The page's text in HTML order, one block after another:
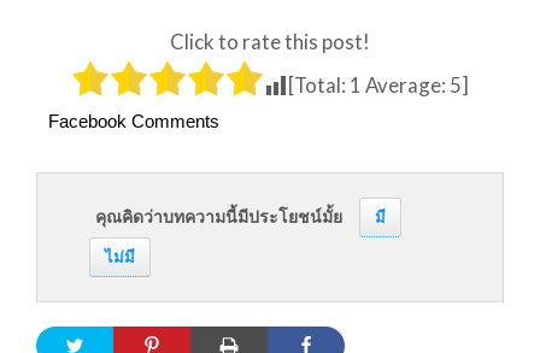
Click to rate this post!
[Total: 1 Average: 5]
Facebook Comments
คุณคิดว่าบทความนี้มีประโยชน์มั้ย มี
ไม่มี